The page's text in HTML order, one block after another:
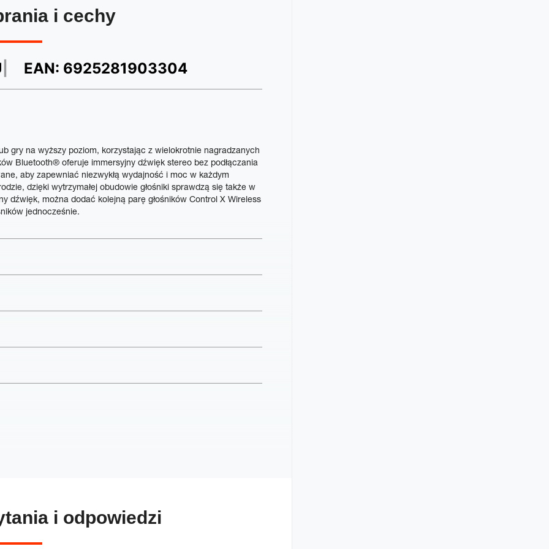
i cechy
EAN: 6925281903304
gry na wyższy poziom, korzystając z wielokrotnie nagradzanych
Bluetooth® oferuje immersyjny dźwięk stereo bez podłączania
aby zapewniać niezwykłą wydajność i moc w każdym
dzięki wytrzymałej obudowie głośniki sprawdzą się także w
można dodać kolejną parę głośników Control X Wireless
jednocześnie.
i odpowiedzi